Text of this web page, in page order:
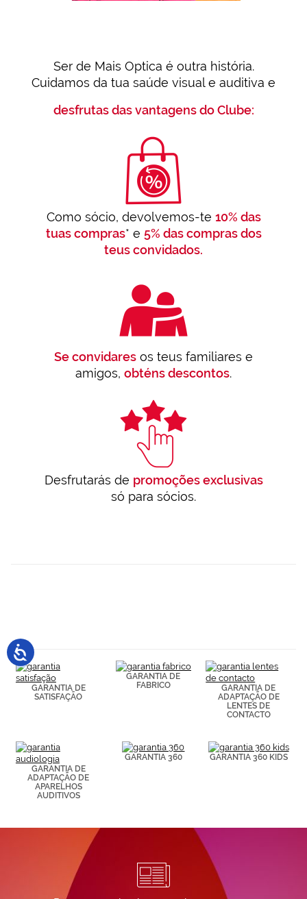
Ser de Mais Optica é outra história.
Cuidamos da tua saúde visual e auditiva e
desfrutas das vantagens do Clube:
Como sócio, devolvemos-te 10% das
tuas compras* e 5% das compras dos
teus convidados.
Se convidares os teus familiares e
amigos, obténs descontos.
Desfrutarás de promoções exclusivas
só para sócios.
GARANTIA DE
SATISFAÇÃO
GARANTIA DE
FABRICO
GARANTIA DE
ADAPTAÇÃO DE
LENTES DE
CONTACTO
GARANTIA DE
ADAPTAÇÃO DE
APARELHOS
AUDITIVOS
GARANTIA 360 GARANTIA 360 KIDS